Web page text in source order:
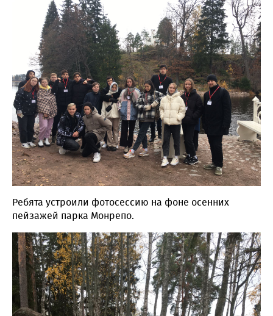
Ребята устроили фотосессию на фоне осенних
пейзажей парка Монрепо.